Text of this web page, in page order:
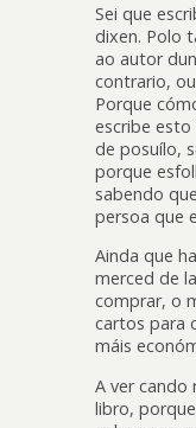
Sei que
dixen. Polo
ao autor
contrario,
Porque
escribe esto
de posuílo,
porque
sabendo
persoa que
Ainda que
merced de
comprar, o
cartos para
máis
A ver cando
libro,